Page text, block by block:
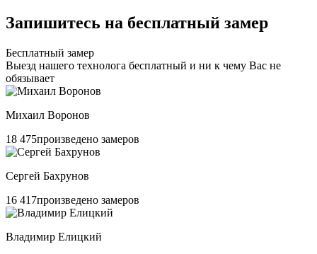
Запишитесь на бесплатный замер
Бесплатный замер
Выезд нашего технолога бесплатный и ни к чему Вас не
обязывает
Михаил Воронов
18 475произведено замеров
Сергей Бахрунов
16 417произведено замеров
Владимир Елицкий